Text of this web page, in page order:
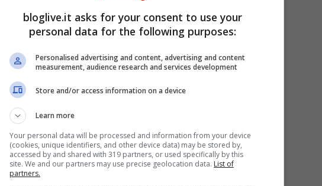
online è destinato a crescere di oltre
e della comunicazione deve fare i conti
masse di utenti verso uno strumento
crescita per il mercato della pubblicità in
si afferma al congresso di Iab Forum,
con strumenti come i social
bloglive.it asks for your consent to use your
personal data for the following purposes:
Personalised advertising and content, advertising and content
measurement, audience research and services development
Store and/or access information on a device
Learn more
Your personal data will be processed and information from your device
(cookies, unique identifiers, and other device data) may be stored by,
accessed by and shared with 319 partners, or used specifically by this
site. We and our partners may use precise geolocation data. List of
partners.